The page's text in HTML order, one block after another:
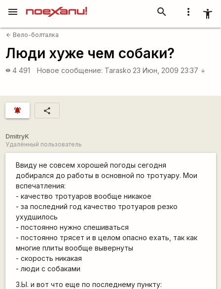
more_vert accessibility_new
search
menu
arrow_back Вело-болталка
Люди хуже чем собаки?
visibility 4 491 Новое сообщение: Tarasko 23 Июн, 2009 23:37 arrow_downward
notifications_active share
DmitryK
Удалённый пользователь
Ввиду не совсем хорошей погоды сегодня
добирался до работы в основной по тротуару. Мои
вспечатления:
- качество тротуаров вообще никакое
- за последний год качество тротуаров резко
ухудшилось
- постоянно нужно спешиваться
- постоянно трясет и в целом опасно ехать, так как
многие плиты вообще вывернуты
- скорость никакая
- люди с собаками
З.Ы. и вот что еще по последнему пункту: